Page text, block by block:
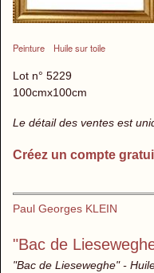
Peinture Huile sur toile
Lot n° 5229
100cmx100cm
Le détail des ventes est
Créez un compte
Paul Georges KLEIN
"Bac de
"Bac de Lieseweghe" -